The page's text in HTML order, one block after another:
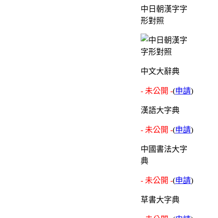
中日朝漢字字
形對照
中文大辭典
- 未公開 -(申請)
漢語大字典
- 未公開 -(申請)
中國書法大字
典
- 未公開 -(申請)
草書大字典